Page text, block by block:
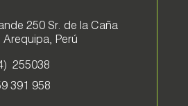
250 Sr. de la Caña
Arequipa, Perú
255038
958